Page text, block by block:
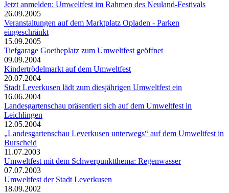
Jetzt anmelden: Umweltfest im Rahmen des Neuland-Festivals
26.09.2005
Veranstaltungen auf dem Marktplatz Opladen - Parken
eingeschränkt
15.09.2005
Tiefgarage Goetheplatz zum Umweltfest geöffnet
09.09.2004
Kindertrödelmarkt auf dem Umweltfest
20.07.2004
Stadt Leverkusen lädt zum diesjährigen Umweltfest ein
16.06.2004
Landesgartenschau präsentiert sich auf dem Umweltfest in
Leichlingen
12.05.2004
„Landesgartenschau Leverkusen unterwegs“ auf dem Umweltfest in
Burscheid
11.07.2003
Umweltfest mit dem Schwerpunktthema: Regenwasser
07.07.2003
Umweltfest der Stadt Leverkusen
18.09.2002